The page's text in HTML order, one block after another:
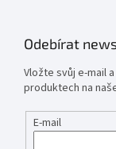
Odebírat
Vložte svůj e-mail
produktech na
E-mail